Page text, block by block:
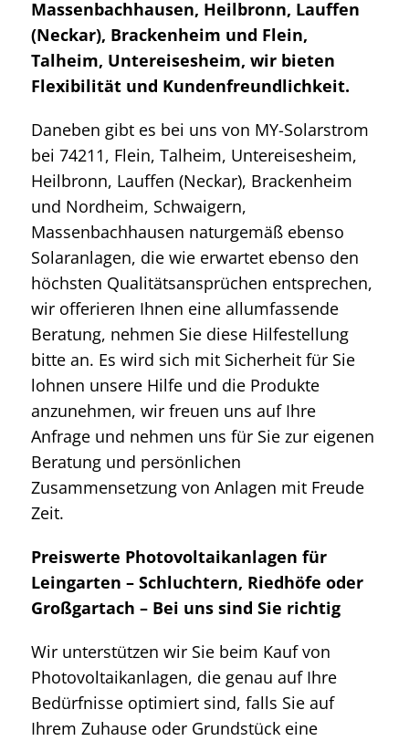
Massenbachhausen, Heilbronn, Lauffen
(Neckar), Brackenheim und Flein,
Talheim, Untereisesheim, wir bieten
Flexibilität und Kundenfreundlichkeit.
Daneben gibt es bei uns von MY-Solarstrom
bei 74211, Flein, Talheim, Untereisesheim,
Heilbronn, Lauffen (Neckar), Brackenheim
und Nordheim, Schwaigern,
Massenbachhausen naturgemäß ebenso
Solaranlagen, die wie erwartet ebenso den
höchsten Qualitätsansprüchen entsprechen,
wir offerieren Ihnen eine allumfassende
Beratung, nehmen Sie diese Hilfestellung
bitte an. Es wird sich mit Sicherheit für Sie
lohnen unsere Hilfe und die Produkte
anzunehmen, wir freuen uns auf Ihre
Anfrage und nehmen uns für Sie zur eigenen
Beratung und persönlichen
Zusammensetzung von Anlagen mit Freude
Zeit.
Preiswerte Photovoltaikanlagen für
Leingarten – Schluchtern, Riedhöfe oder
Großgartach – Bei uns sind Sie richtig
Wir unterstützen wir Sie beim Kauf von
Photovoltaikanlagen, die genau auf Ihre
Bedürfnisse optimiert sind, falls Sie auf
Ihrem Zuhause oder Grundstück eine